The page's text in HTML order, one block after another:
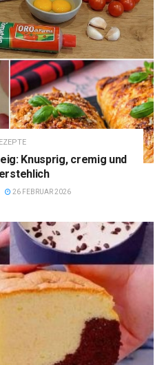
Knusprig, cremig und
26 FEBRUAR 2026